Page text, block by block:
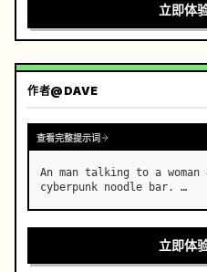
立即体
作者@DAVE
查看完整提示词
An man talking to a
cyberpunk noodle bar. …
立即体